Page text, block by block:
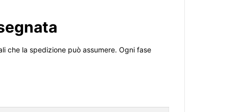
che la spedizione può assumere. Ogni fase